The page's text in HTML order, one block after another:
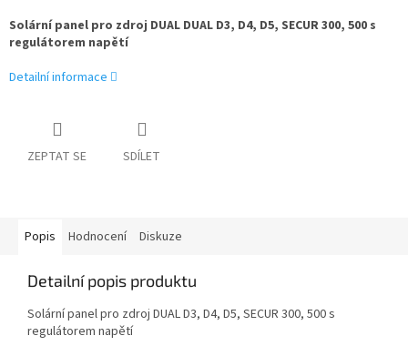
Solární panel pro zdroj DUAL DUAL D3, D4, D5, SECUR 300, 500 s
regulátorem napětí
Detailní informace
ZEPTAT SE SDÍLET
Popis Hodnocení Diskuze
Detailní popis produktu
Solární panel pro zdroj DUAL D3, D4, D5, SECUR 300, 500 s
regulátorem napětí